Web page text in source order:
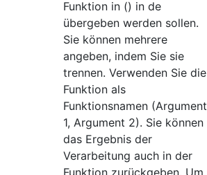
Funktion in () in de
übergeben werden sollen.
Sie können mehrere
angeben, indem Sie sie
trennen. Verwenden Sie die
Funktion als
Funktionsnamen (Argument
1, Argument 2). Sie können
das Ergebnis der
Verarbeitung auch in der
Funktion zurückgeben. Um